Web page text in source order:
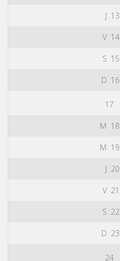
J 13
V 14
S 15
D 16
17
M 18
M 19
J 20
V 21
S 22
D 23
24